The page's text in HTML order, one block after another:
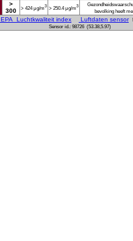
>
300
> 424 μg/m3 > 250.4 μg/m3
bevolking heeft
EPA Luchtkwaliteit index Luftdaten sensor
Sensor id.: 98726 (53.38,5.97)